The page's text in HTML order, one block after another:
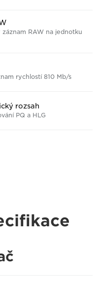
RAW na jednotku
rychlostí 810 Mb/s
rozsah
PQ a HLG